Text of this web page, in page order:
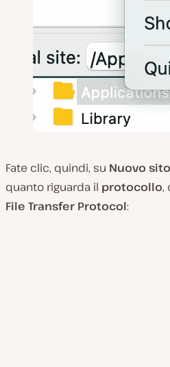
Fate clic, quindi, su Nuovo sito
quanto riguarda il protocollo,
File Transfer Protocol: